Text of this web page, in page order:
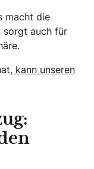
macht die
sorgt auch für
kann unseren